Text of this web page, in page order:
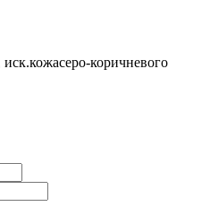
коричневого